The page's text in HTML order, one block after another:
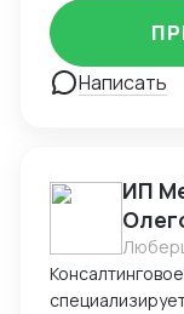
Написать
ИП